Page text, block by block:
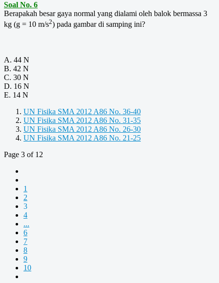
Soal No. 6
Berapakah besar gaya normal yang dialami oleh balok bermassa 3
kg (g = 10 m/s2) pada gambar di samping ini?
A. 44 N
B. 42 N
C. 30 N
D. 16 N
E. 14 N
UN Fisika SMA 2012 A86 No. 36-40
UN Fisika SMA 2012 A86 No. 31-35
UN Fisika SMA 2012 A86 No. 26-30
UN Fisika SMA 2012 A86 No. 21-25
Page 3 of 12
1
2
3
4
...
6
7
8
9
10